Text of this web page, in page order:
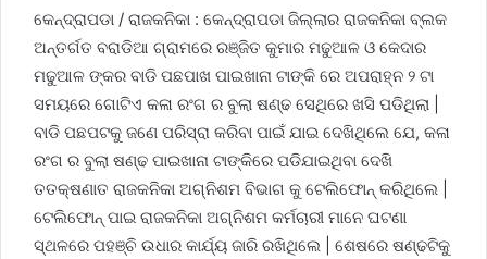
କେନ୍ଦ୍ରାପଡା / ରାଜକନିକା : କେନ୍ଦ୍ରାପଡା ଜିଲ୍ଲାର ରାଜକନିକା ବ୍ଲକ
ଅନ୍ତର୍ଗତ ବରାଡିଆ ଗ୍ରାମରେ ରଞ୍ଜିତ କୁମାର ମଢୁଆଳ ଓ କେଦାର
ମଢୁଆଳ ଙ୍କର ବାଡି ପଛପାଖ ପାଇଖାନା ଟାଙ୍କି ରେ ଅପରାହ୍ନ ୨ ଟା
ସମୟରେ ଗୋଟିଏ କଳା ରଂଗ ର ବୁଲା ଷଣ୍ଢ ସେଥିରେ ଖସି ପଡିଥିଲା |
ବାଡି ପଛପଟକୁ ଜଣେ ପରିସ୍ରା କରିବା ପାଇଁ ଯାଇ ଦେଖିଥିଲେ ଯେ, କଳା
ରଂଗ ର ବୁଲା ଷଣ୍ଢ ପାଇଖାନା ଟାଙ୍କିରେ ପଡିଯାଇଥିବା ଦେଖି
ତତକ୍ଷଣାତ ରାଜକନିକା ଅଗ୍ନିଶମ ବିଭାଗ କୁ ଟେଲିଫୋନ୍ କରିଥିଲେ |
ଟେଲିଫୋନ୍ ପାଇ ରାଜକନିକା ଅଗ୍ନିଶମ କର୍ମଚାରୀ ମାନେ ଘଟଣା
ସ୍ଥଳରେ ପହଞ୍ଚି ଉଧାର କାର୍ଯ୍ୟ ଜାରି ରଖିଥିଲେ | ଶେଷରେ ଷଣ୍ଢଟିକୁ